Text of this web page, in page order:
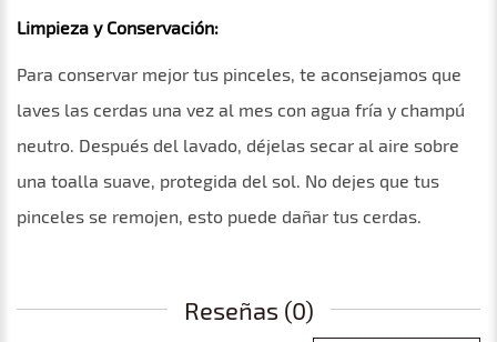
Limpieza y Conservación:
Para conservar mejor tus pinceles, te aconsejamos que
laves las cerdas una vez al mes con agua fría y champú
neutro. Después del lavado, déjelas secar al aire sobre
una toalla suave, protegida del sol. No dejes que tus
pinceles se remojen, esto puede dañar tus cerdas.
Reseñas (0)